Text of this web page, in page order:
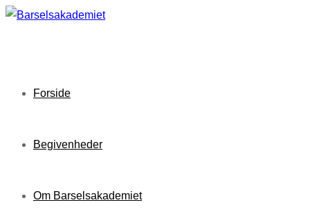
Skip
Forside
Begivenheder
Om Barselsakademiet